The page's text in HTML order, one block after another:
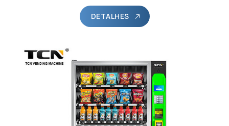
DETALHES